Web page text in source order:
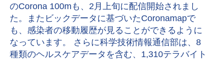
のCorona 100mも、2月上旬に配信開始されまし
た。またビックデータに基づいたCoronamapで
も、感染者の移動履歴が見ることができるように
なっています。 さらに科学技術情報通信部は、8
種類のヘルスケアデータを含む、1,310テラバイト